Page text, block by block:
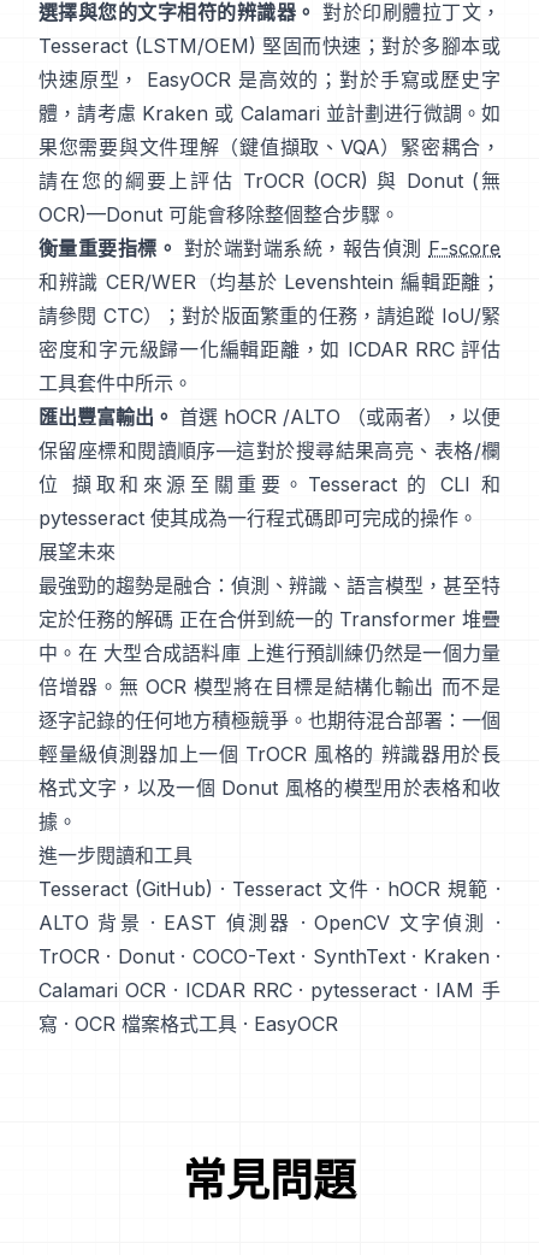
選擇與您的文字相符的辨識器。 對於印刷體拉丁文，
Tesseract (LSTM/OEM) 堅固而快速；對於多腳本或
快速原型，
EasyOCR 是高效的；對於手寫或歷史字
體，請考慮 Kraken 或 Calamari 並計劃进行微調。如
果您需要與文件理解（鍵值擷取、VQA）緊密耦合，
請在您的綱要上評估 TrOCR (OCR) 與 Donut (無
OCR)—Donut 可能會移除整個整合步驟。
衡量重要指標。 對於端對端系統，報告偵測 F-score
和辨識 CER/WER（均基於 Levenshtein 編輯距離；
請參閱 CTC）；對於版面繁重的任務，請追蹤 IoU/緊
密度和字元級歸一化編輯距離，如 ICDAR RRC 評估
工具套件中所示。
匯出豐富輸出。 首選 hOCR /ALTO
（或兩者），以便
保留座標和閱讀順序—這對於搜尋結果高亮、表格/欄
位 擷取和來源至關重要。Tesseract 的 CLI 和
pytesseract 使其成為一行程式碼即可完成的操作。
展望未來
最強勁的趨勢是融合：偵測、辨識、語言模型，甚至特
定於任務的解碼 正在合併到統一的 Transformer 堆疊
中。在 大型合成語料庫 上進行預訓練仍然是一個力量
倍增器。無 OCR 模型將在目標是結構化輸出 而不是
逐字記錄的任何地方積極競爭。也期待混合部署：一個
輕量級偵測器加上一個 TrOCR 風格的 辨識器用於長
格式文字，以及一個 Donut 風格的模型用於表格和收
據。
進一步閱讀和工具
Tesseract (GitHub) · Tesseract 文件 · hOCR 規範 ·
ALTO 背景 · EAST 偵測器 ·OpenCV 文字偵測
·
TrOCR · Donut· COCO-Text· SynthText· Kraken ·
Calamari OCR· ICDAR RRC· pytesseract · IAM 手
寫 · OCR 檔案格式工具 · EasyOCR
常見問題